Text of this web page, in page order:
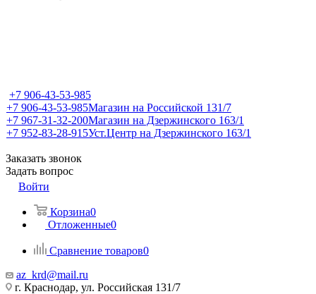
+7 906-43-53-985
+7 906-43-53-985Магазин на Российской 131/7
+7 967-31-32-200Магазин на Дзержинского 163/1
+7 952-83-28-915Уст.Центр на Дзержинского 163/1
Заказать звонок
Задать вопрос
Войти
Корзина0
Отложенные0
Сравнение товаров0
az_krd@mail.ru
г. Краснодар, ул. Российская 131/7